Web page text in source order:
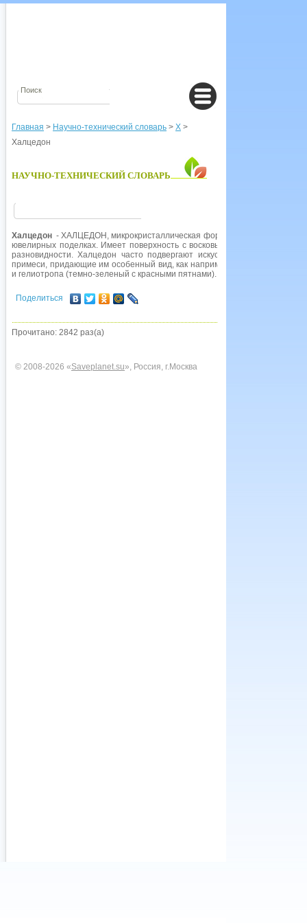
Главная > Научно-технический словарь > Х >
Халцедон
НАУЧНО-ТЕХНИЧЕСКИЙ СЛОВАРЬ
Халцедон - ХАЛЦЕДОН, микрокристаллическая форма кварца. Его можно
ювелирных поделках. Имеет поверхность с восковым блеском,
разновидности. Халцедон часто подвергают искусственной окраске.
примеси, придающие им особенный вид, как например, у агата (цветные
и гелиотропа (темно-зеленый с красными пятнами).
Поделиться
Прочитано: 2842 раз(а)
© 2008-2026 «Saveplanet.su», Россия, г.Москва